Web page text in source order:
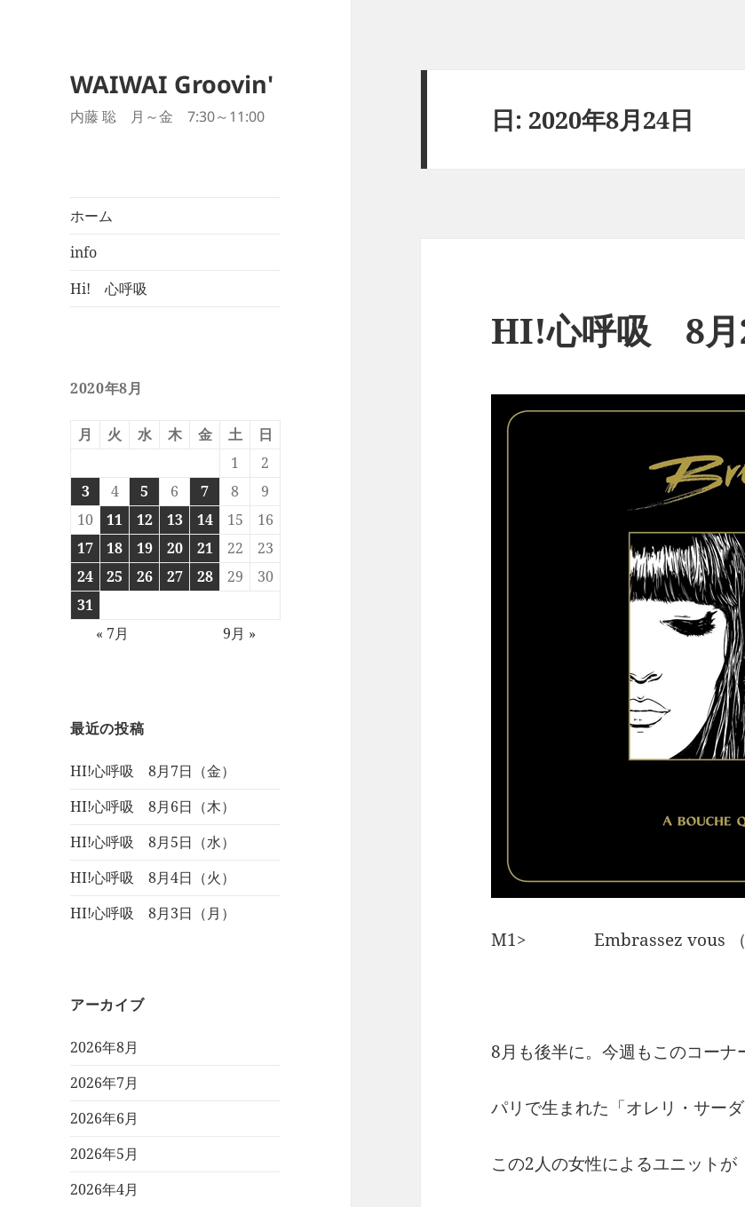
WAIWAI Groovin'
内藤 聡 月～金 7:30～11:00
ホーム
info
Hi! 心呼吸
2020年8月
月 火 水 木 金 土
日
1
2
3
4 5 6 7 8
9
10
11 12 13 14 15
16
17
18 19 20 21 22
23
24
25 26 27 28 29
30
31
« 7月
9月 »
最近の投稿
HI!心呼吸 8月7日（金）
HI!心呼吸 8月6日（木）
HI!心呼吸 8月5日（水）
HI!心呼吸 8月4日（火）
HI!心呼吸 8月3日（月）
アーカイブ
2026年8月
2026年7月
2026年6月
2026年5月
2026年4月
日: 2020年8月24日
HI!心呼吸 8月
M1> Embrassez vous （キ
8月も後半に。今週もこのコー
パリで生まれた「オレリ・サー
この2人の女性によるユニットが